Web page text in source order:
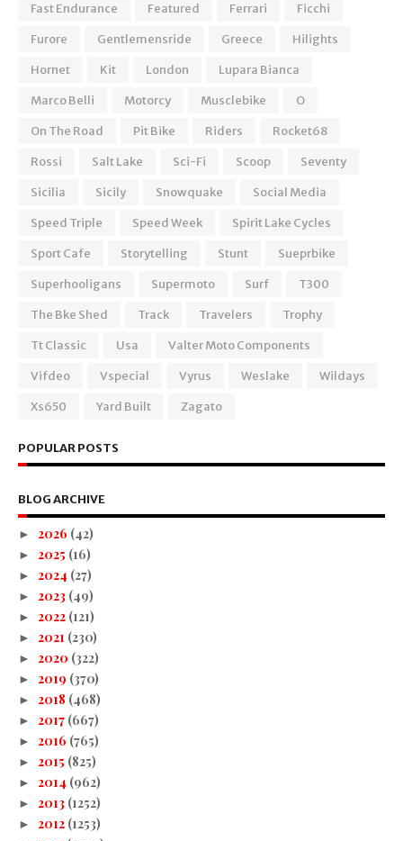
Fast Endurance
Featured Ferrari
Ficchi
Furore
Gentlemensride Greece
Hilights
Hornet
Kit London
Lupara Bianca
Marco Belli
Motorcy Musclebike
O
On The Road
Pit Bike Riders
Rocket68
Rossi
Salt Lake Sci-Fi Scoop
Seventy
Sicilia
Sicily Snowquake
Social Media
Speed Triple
Speed Week
Spirit Lake Cycles
Sport Cafe
Storytelling Stunt
Sueprbike
Superhooligans
Supermoto Surf
T300
The Bke Shed
Track Travelers
Trophy
Tt Classic
Usa
Valter Moto Components
Vifdeo
Vspecial Vyrus Weslake
Wildays
Xs650
Yard Built Zagato
POPULAR POSTS
BLOG ARCHIVE
► 2026 (42)
► 2025 (16)
► 2024 (27)
► 2023 (49)
► 2022 (121)
► 2021 (230)
► 2020 (322)
► 2019 (370)
► 2018 (468)
► 2017 (667)
► 2016 (765)
► 2015 (825)
► 2014 (962)
► 2013 (1252)
► 2012 (1253)